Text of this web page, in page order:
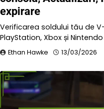
expirare
Verificarea soldului tău de
PlayStation, Xbox și
Ethan Hawke 13/03/2026